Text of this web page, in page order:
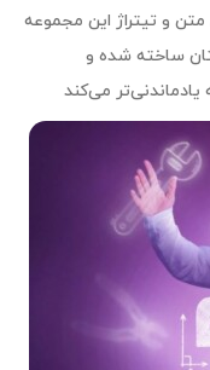
و تیتراژ این مجموعه
ساخته شده و
یادماندنی‌تر می‌کند